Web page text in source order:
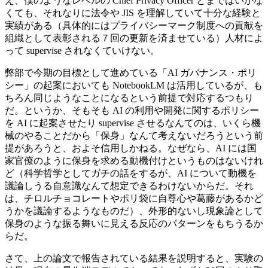
くても、それなりに法令や JIS を理解していて十分な経験と
実績がある（具体的にはプライバシーマーク制度への貢献を
組織として表彰される７回の更新を済ませている）人材によ
って supervise されなくていけない。
弊部で今期の目標として進めている「AI ガバナンス・ポリ
シー」の起案においても NotebookLM は活用しているが、も
ちろん同じようなことになるという前提で対応するつもり
だ。というか、そもそも AI の利用や開発に関するポリシー
を AI に起案させたり supervise させるなんてのは、いくら機
械のやることだから「保身」なんて考えないだろうという前
提があろうと、およそ信用しかねる。なぜなら、AI には国
家官僚のように保身を求める動機付けというものはないけれ
ど（科学哲学としてガチの話をするが、AI について動機を
議論しうる自意識なんて想定できるわけないからだ。それ
は、チロルチョコレートやポリ袋に自尊心や葛藤があるかど
うかを議論するようなものだ）、外形的ないし現象論として
保身のような振る舞いに見える反応のパターンをもちうるか
らだ。
さて、上の論文で報告されている結果を説明すると、実験の